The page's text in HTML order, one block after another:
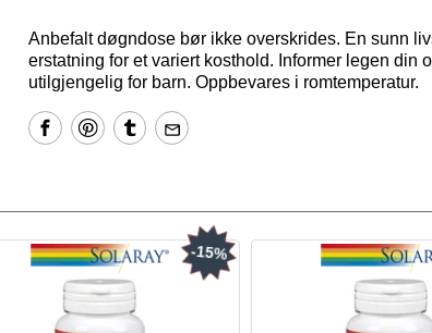
Anbefalt døgndose bør ikke overskrides. En sunn
erstatning for et variert kosthold. Informer legen din
utilgjengelig for barn. Oppbevares i romtemperatur.
-15%